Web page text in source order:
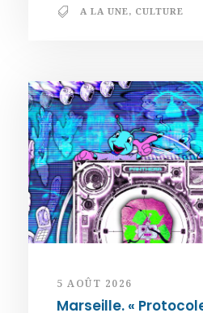
A LA UNE, CULTURE
5 AOÛT 2026
Marseille. «